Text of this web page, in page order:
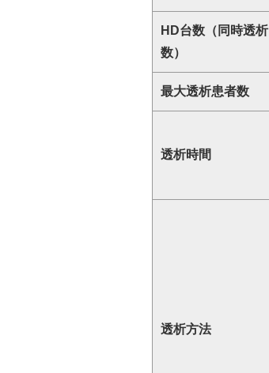
HD台数（同時透析
数）
最大透析患者数
透析時間
透析方法